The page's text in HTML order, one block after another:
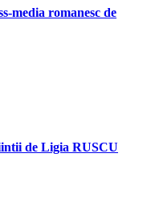
media romanesc de
de Ligia RUSCU